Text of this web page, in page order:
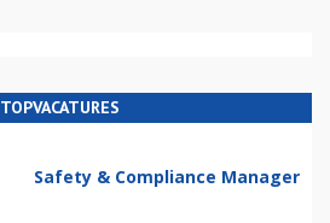
TOPVACATURES
Safety & Compliance Manager